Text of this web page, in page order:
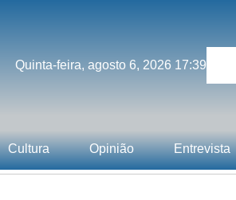
Quinta-feira, agosto 6, 2026 17:39
Cultura Opinião Entrevista